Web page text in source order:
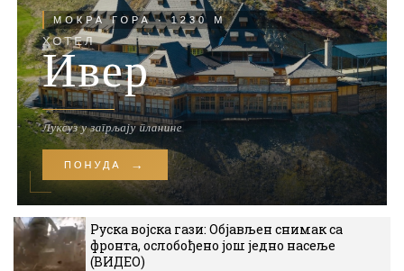
Руска војска гази: Објављен снимак са
фронта, ослобођено још једно насеље
(ВИДЕО)